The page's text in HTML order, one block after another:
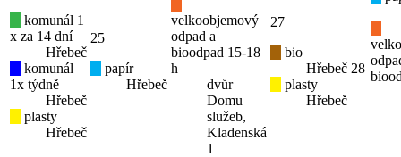
komunál 1
x za 14 dní
Hřebeč
komunál
1x týdně
Hřebeč
plasty
Hřebeč
25
papír
Hřebeč
velkoobjemový
odpad a
bioodpad 15-18
h
dvůr
Domu
služeb,
Kladenská
1
27
bio
Hřebeč
plasty
Hřebeč
28